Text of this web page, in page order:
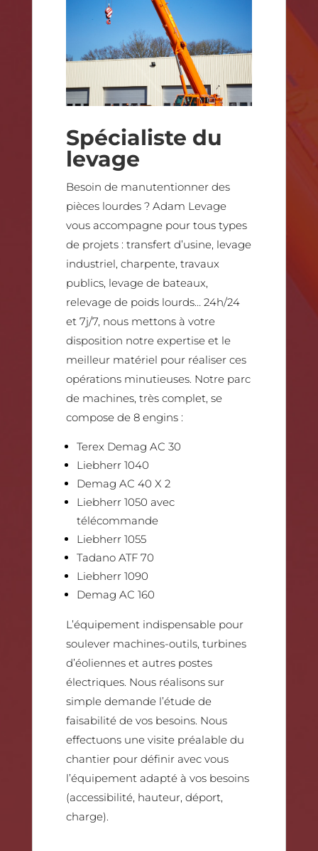
Spécialiste du
levage
Besoin de manutentionner des
pièces lourdes ? Adam Levage
vous accompagne pour tous types
de projets : transfert d’usine, levage
industriel, charpente, travaux
publics, levage de bateaux,
relevage de poids lourds… 24h/24
et 7j/7, nous mettons à votre
disposition notre expertise et le
meilleur matériel pour réaliser ces
opérations minutieuses. Notre parc
de machines, très complet, se
compose de 8 engins :
Terex Demag AC 30
Liebherr 1040
Demag AC 40 X 2
Liebherr 1050 avec
télécommande
Liebherr 1055
Tadano ATF 70
Liebherr 1090
Demag AC 160
L’équipement indispensable pour
soulever machines-outils, turbines
d’éoliennes et autres postes
électriques. Nous réalisons sur
simple demande l’étude de
faisabilité de vos besoins. Nous
effectuons une visite préalable du
chantier pour définir avec vous
l’équipement adapté à vos besoins
(accessibilité, hauteur, déport,
charge).